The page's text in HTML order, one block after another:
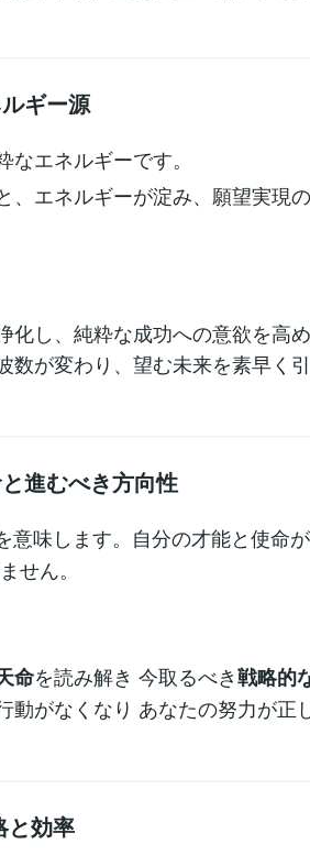
ギー源
なエネルギーです。
、エネルギーが淀み、願望実現
化し、純粋な成功への意欲を高
数が変わり、望む未来を素早く
進むべき方向性
意味します。自分の才能と使命
せん。
命を読み解き 今取るべき戦略的
動がなくなり あなたの努力が正
効率